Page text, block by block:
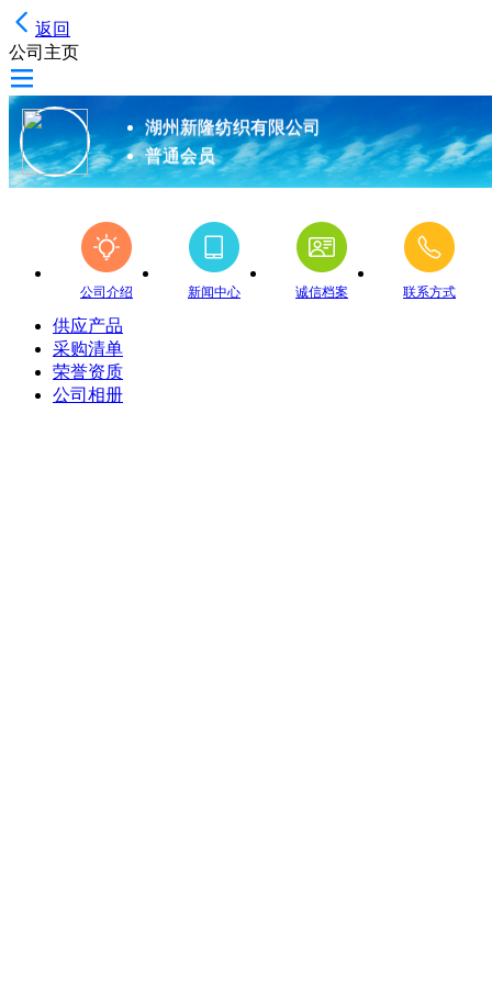
返回
公司主页
湖州新隆纺织有限公司
普通会员
公司介绍 新闻中心 诚信档案 联系方式
供应产品
采购清单
荣誉资质
公司相册